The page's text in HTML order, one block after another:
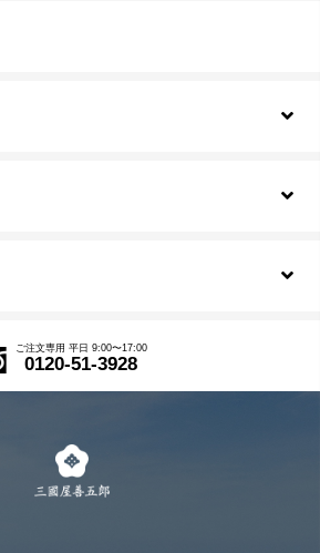
ご注文専用 平日 9:00〜17:00
0120-51-3928